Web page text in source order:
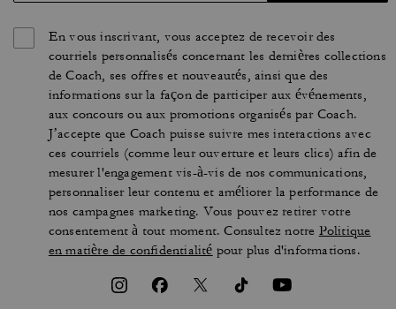
En vous inscrivant, vous acceptez de recevoir des
courriels personnalisés concernant les dernières collections
de Coach, ses offres et nouveautés, ainsi que des
informations sur la façon de participer aux événements,
aux concours ou aux promotions organisés par Coach.
J’accepte que Coach puisse suivre mes interactions avec
ces courriels (comme leur ouverture et leurs clics) afin de
mesurer l'engagement vis-à-vis de nos communications,
personnaliser leur contenu et améliorer la performance de
nos campagnes marketing. Vous pouvez retirer votre
consentement à tout moment. Consultez notre Politique
en matière de confidentialité pour plus d'informations.